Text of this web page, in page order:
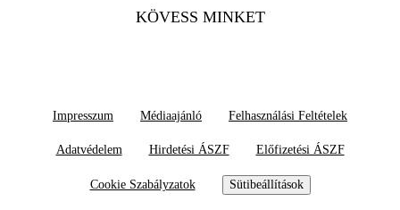
KÖVESS MINKET
Impresszum Médiaajánló Felhasználási Feltételek
Adatvédelem Hirdetési ÁSZF Előfizetési ÁSZF
Cookie Szabályzatok Sütibeállítások